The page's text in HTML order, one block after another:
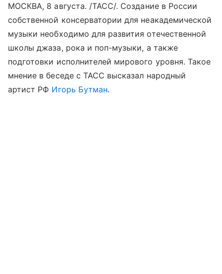
МОСКВА, 8 августа. /ТАСС/. Создание в России
собственной консерватории для неакадемической
музыки необходимо для развития отечественной
школы джаза, рока и поп-музыки, а также
подготовки исполнителей мирового уровня. Такое
мнение в беседе с ТАСС высказал народный
артист РФ Игорь Бутман.